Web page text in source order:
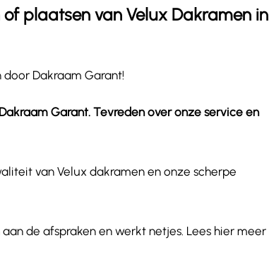
plaatsen van Velux Dakramen in
Dakraam Garant!
Garant. Tevreden over onze service en
van Velux dakramen en onze scherpe
de afspraken en werkt netjes. Lees hier meer